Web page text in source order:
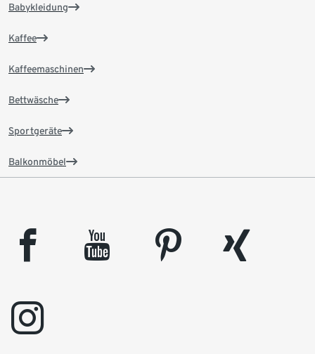
Babykleidung
Kaffee
Kaffeemaschinen
Bettwäsche
Sportgeräte
Balkonmöbel
facebook youtube pinterest
xing
instagram